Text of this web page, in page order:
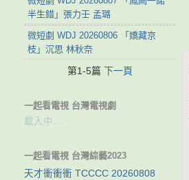
半生錯」張力壬 孟璐
微短劇 WDJ 20260806 「嬌藏京
枝」沉思 林秋奈
第1-5篇 下一頁
一起看電視 台灣電視劇
載入中…
一起看電視 台灣綜藝2023
天才衝衝衝 TCCCC 20260808